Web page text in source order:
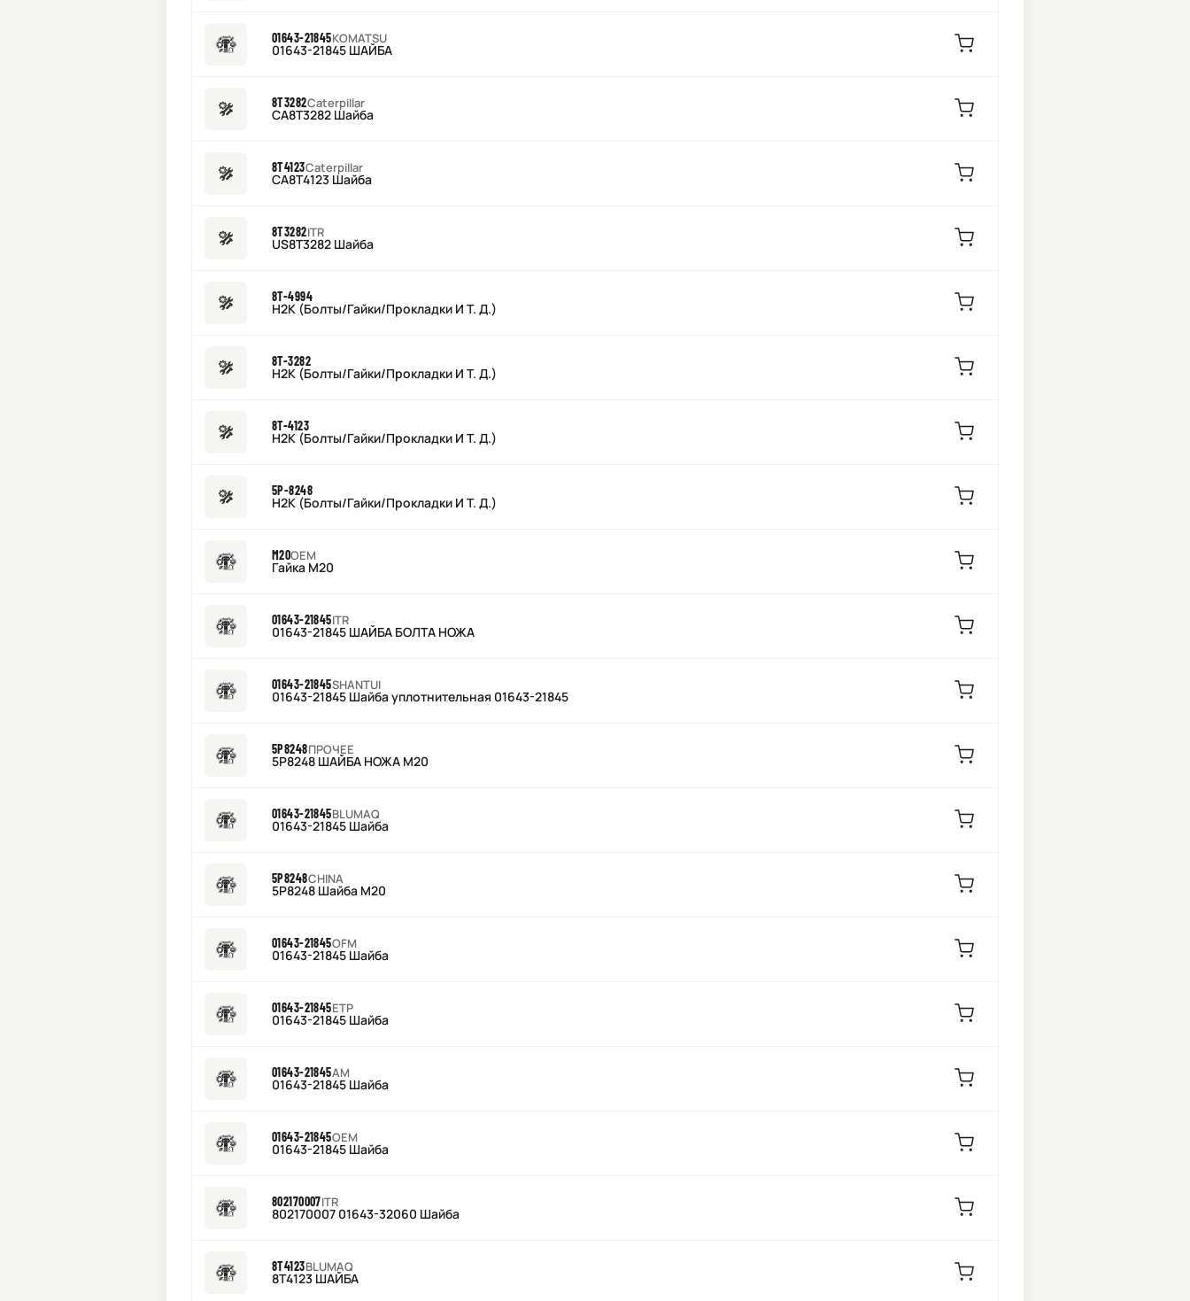
01643-21845KOMATSU
01643-21845 ШАЙБА
8T3282Caterpillar
CA8T3282 Шайба
8T4123Caterpillar
CA8T4123 Шайба
8T3282ITR
US8T3282 Шайба
8T-4994
H2K (Болты/Гайки/Прокладки И Т. Д.)
8T-3282
H2K (Болты/Гайки/Прокладки И Т. Д.)
8T-4123
H2K (Болты/Гайки/Прокладки И Т. Д.)
5P-8248
H2K (Болты/Гайки/Прокладки И Т. Д.)
M20OEM
Гайка M20
01643-21845ITR
01643-21845 ШАЙБА БОЛТА НОЖА
01643-21845SHANTUI
01643-21845 Шайба уплотнительная 01643-21845
5P8248ПРОЧЕЕ
5P8248 ШАЙБА НОЖА M20
01643-21845BLUMAQ
01643-21845 Шайба
5P8248CHINA
5P8248 Шайба М20
01643-21845OFM
01643-21845 Шайба
01643-21845ETP
01643-21845 Шайба
01643-21845AM
01643-21845 Шайба
01643-21845OEM
01643-21845 Шайба
802170007ITR
802170007 01643-32060 Шайба
8T4123BLUMAQ
8T4123 ШАЙБА